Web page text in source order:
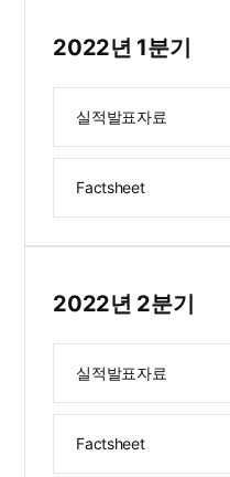
2022년 1분기
실적발표자료
Factsheet
2022년 2분기
실적발표자료
Factsheet